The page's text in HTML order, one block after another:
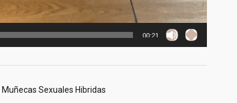
00:21
Muñecas Sexuales Hibridas